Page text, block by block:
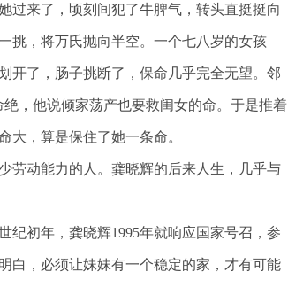
过来了，顷刻间犯了牛脾气，转头直挺挺向
挑，将万氏抛向半空。一个七八岁的女孩
开了，肠子挑断了，保命几乎完全无望。邻
，他说倾家荡产也要救闺女的命。于是推着
大，算是保住了她一条命。
劳动能力的人。龚晓辉的后来人生，几乎与
纪初年，龚晓辉1995年就响应国家号召，参
白，必须让妹妹有一个稳定的家，才有可能